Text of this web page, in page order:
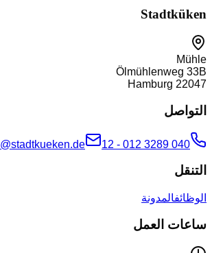
Stadtküken
Mühle
Ölmühlenweg 33B
22047
Hamburg
التواصل
040 3289 012 - 12
التنقل
الوظائفالمدونة
ساعات العمل